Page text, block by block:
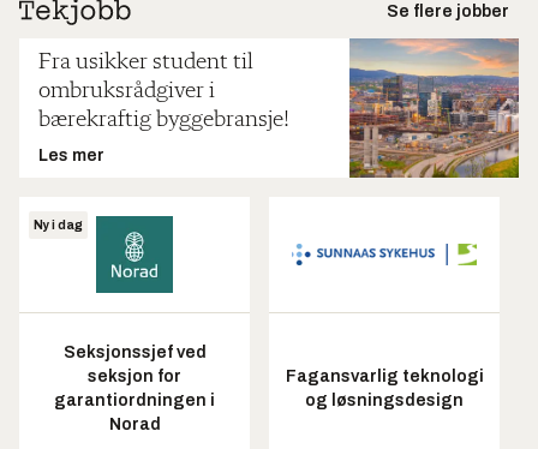
Se flere jobber
Fra usikker student til
ombruksrådgiver i
bærekraftig byggebransje!
Les mer
Ny i dag
Seksjonssjef ved
seksjon for
garantiordningen i
Norad
Fagansvarlig teknologi
og løsningsdesign